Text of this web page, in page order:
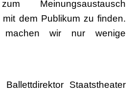
Meinungsaustausch
dem Publikum zu finden.
machen wir nur wenige
Staatstheater